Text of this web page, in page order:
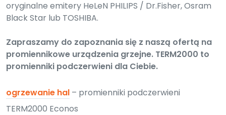
oryginalne emitery HeLeN PHILIPS / Dr.Fisher, Osram
Black Star lub TOSHIBA.
Zapraszamy do zapoznania się z naszą ofertą na
promiennikowe urządzenia grzejne. TERM2000 to
promienniki podczerwieni dla Ciebie.
ogrzewanie hal – promienniki podczerwieni
TERM2000 Econos